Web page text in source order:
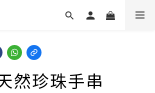
然珍珠手串